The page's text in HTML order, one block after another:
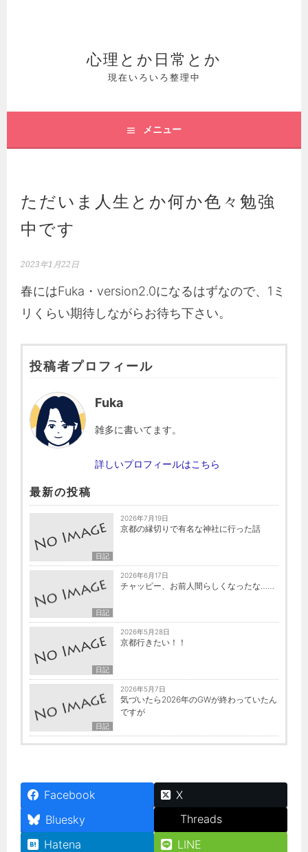
心理とか日常とか
現在いろいろ整理中
メニュー
ただいま人生とか何か色々勉強
中です
2023年1月22日
春にはFuka・version2.0になるはずなので、1ミ
リくらい期待しながらお待ち下さい。
投稿者プロフィール
Fuka
雑多に書いてます。
詳しいプロフィールはこちら
最新の投稿
日記
2026年7月19日
京都の縁切りで有名な神社に行った話
日記
2026年6月17日
チャッピー、お前人間らしくなったな……
日記
2026年5月28日
京都行きたい！！
日記
2026年5月7日
気づいたら2026年のGWが終わっていたん
ですが
Facebook
X
Bluesky
Threads
Hatena
LINE